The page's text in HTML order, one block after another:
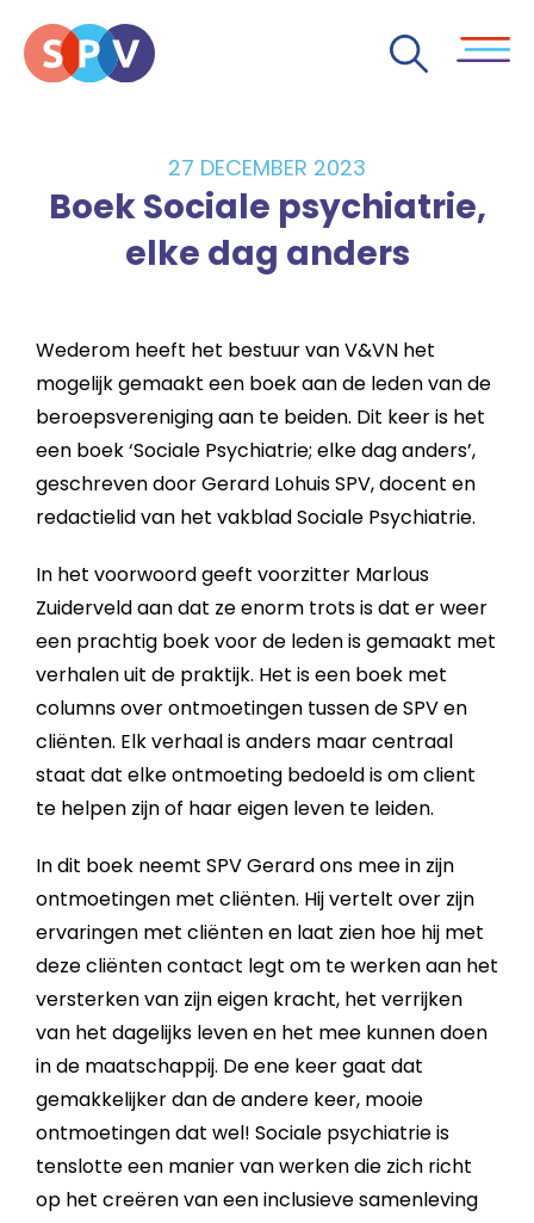
27 DECEMBER 2023
Boek Sociale psychiatrie,
elke dag anders
Wederom heeft het bestuur van V&VN het
mogelijk gemaakt een boek aan de leden van de
beroepsvereniging aan te beiden. Dit keer is het
een boek ‘Sociale Psychiatrie; elke dag anders’,
geschreven door Gerard Lohuis SPV, docent en
redactielid van het vakblad Sociale Psychiatrie.
In het voorwoord geeft voorzitter Marlous
Zuiderveld aan dat ze enorm trots is dat er weer
een prachtig boek voor de leden is gemaakt met
verhalen uit de praktijk. Het is een boek met
columns over ontmoetingen tussen de SPV en
cliënten. Elk verhaal is anders maar centraal
staat dat elke ontmoeting bedoeld is om client
te helpen zijn of haar eigen leven te leiden.
In dit boek neemt SPV Gerard ons mee in zijn
ontmoetingen met cliënten. Hij vertelt over zijn
ervaringen met cliënten en laat zien hoe hij met
deze cliënten contact legt om te werken aan het
versterken van zijn eigen kracht, het verrijken
van het dagelijks leven en het mee kunnen doen
in de maatschappij. De ene keer gaat dat
gemakkelijker dan de andere keer, mooie
ontmoetingen dat wel! Sociale psychiatrie is
tenslotte een manier van werken die zich richt
op het creëren van een inclusieve samenleving